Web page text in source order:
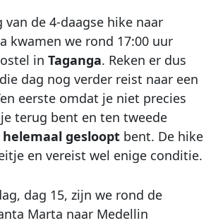
van de 4-daagse hike naar
kwamen we rond 17:00 uur
in Taganga. Reken er dus
dag nog verder reist naar een
eerste omdat je niet precies
terug bent en ten tweede
helemaal gesloopt bent. De hike
en vereist wel enige conditie.
dag 15, zijn we rond de
Marta naar Medellin